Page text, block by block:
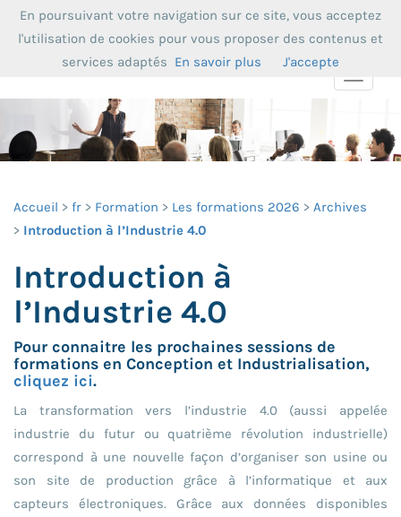
Toggle
Accueil fr Formation Les formations 2026
Archives
Introduction à l’Industrie 4.0
Introduction à
l’Industrie 4.0
Pour connaitre les prochaines sessions de
formations en Conception et Industrialisation,
cliquez ici.
La transformation vers l’industrie 4.0 (aussi appelée
industrie du futur ou quatrième révolution industrielle)
correspond à une nouvelle façon d’organiser son usine ou
son site de production grâce à l’informatique et aux
capteurs électroniques. Grâce aux données disponibles
En poursuivant votre navigation sur ce site, vous acceptez
l'utilisation de cookies pour vous proposer des contenus et
services adaptés En savoir plus J'accepte